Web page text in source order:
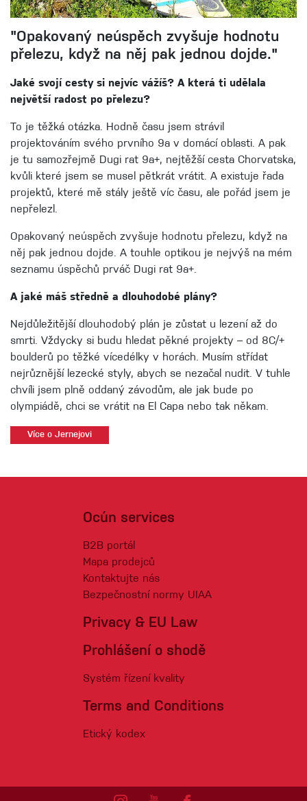
"Opakovaný neúspěch zvyšuje hodnotu
přelezu, když na něj pak jednou dojde."
Jaké svojí cesty si nejvíc vážíš? A která ti udělala
největší radost po přelezu?
To je těžká otázka. Hodně času jsem strávil
projektováním svého prvního 9a v domácí oblasti. A pak
je tu samozřejmě Dugi rat 9a+, nejtěžší cesta Chorvatska,
kvůli které jsem se musel pětkrát vrátit. A existuje řada
projektů, které mě stály ještě víc času, ale pořád jsem je
nepřelezl.
Opakovaný neúspěch zvyšuje hodnotu přelezu, když na
něj pak jednou dojde. A touhle optikou je nejvýš na mém
seznamu úspěchů prváč Dugi rat 9a+.
A jaké máš středně a dlouhodobé plány?
Nejdůležitější dlouhodobý plán je zůstat u lezení až do
smrti. Vždycky si budu hledat pěkné projekty – od 8C/+
boulderů po těžké vícedélky v horách. Musím střídat
nejrůznější lezecké styly, abych se nezačal nudit. V tuhle
chvíli jsem plně oddaný závodům, ale jak bude po
olympiádě, chci se vrátit na El Capa nebo tak někam.
Více o Jernejovi
Ocún services
B2B portál
Mapa prodejců
Kontaktujte nás
Bezpečnostní normy UIAA
Privacy & EU Law
Prohlášení o shodě
Systém řízení kvality
Terms and Conditions
Etický kodex